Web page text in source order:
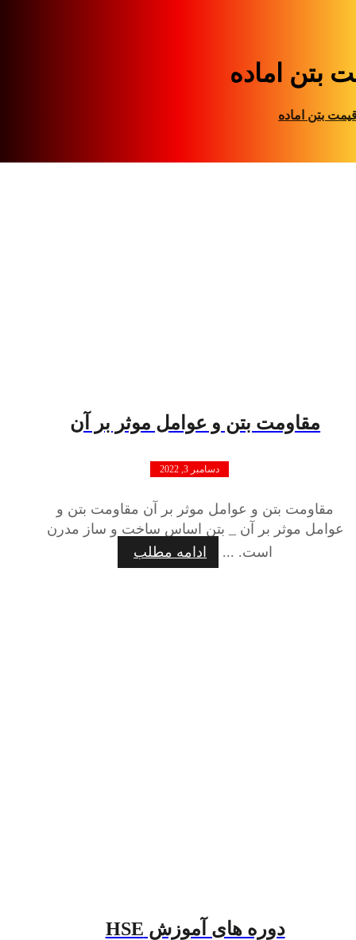
بتن اماده
بتن اماده
مقاومت بتن و عوامل موثر بر آن
دسامبر 3, 2022
مقاومت بتن و عوامل موثر بر آن مقاومت بتن و
عوامل موثر بر آن _ بتن اساس ساخت و ساز مدرن
است. ...
ادامه مطلب
دوره های آموزش HSE